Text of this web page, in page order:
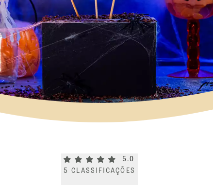
Current rating 5.0. Click to rate.
5.0
5
CLASSIFICAÇÕES